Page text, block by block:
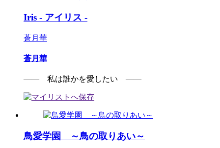
Iris - アイリス -
蒼月華
蒼月華
―― 私は誰かを愛したい ――
鳥愛学園 ～鳥の取りあい～